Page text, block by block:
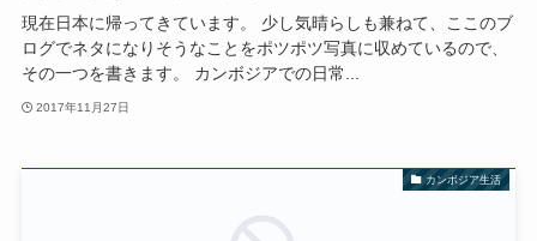
現在日本に帰ってきています。 少し気晴らしも兼ねて、ここのブ
ログでネタになりそうなことをポツポツ写真に収めているので、
その一つを書きます。 カンボジアでの日常...
2017年11月27日
カンボジア生活